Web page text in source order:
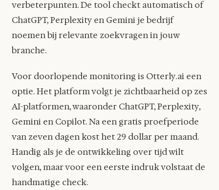
verbeterpunten. De tool checkt automatisch of
ChatGPT, Perplexity en Gemini je bedrijf
noemen bij relevante zoekvragen in jouw
branche.
Voor doorlopende monitoring is Otterly.ai een
optie. Het platform volgt je zichtbaarheid op zes
AI-platformen, waaronder ChatGPT, Perplexity,
Gemini en Copilot. Na een gratis proefperiode
van zeven dagen kost het 29 dollar per maand.
Handig als je de ontwikkeling over tijd wilt
volgen, maar voor een eerste indruk volstaat de
handmatige check.